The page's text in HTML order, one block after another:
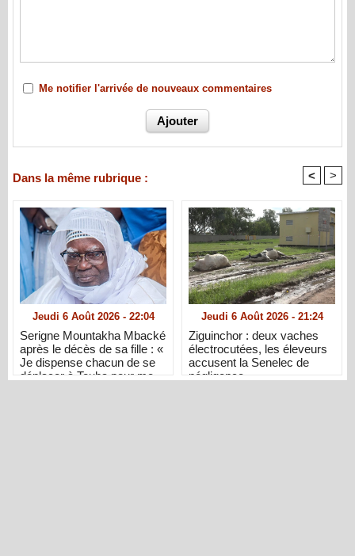
Me notifier l'arrivée de nouveaux commentaires
Dans la même rubrique : < >
Jeudi 6 Août 2026 - 22:04
Serigne Mountakha Mbacké
après le décès de sa fille : «
Je dispense chacun de se
déplacer à Touba pour me
Jeudi 6 Août 2026 - 21:24
Ziguinchor : deux vaches
électrocutées, les éleveurs
accusent la Senelec de
négligence